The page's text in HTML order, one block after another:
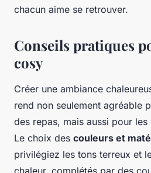
chacun aime se retrouver.
Conseils pratiques
cosy
Créer une ambiance
rend non seulement agréable
des repas, mais aussi pour
Le choix des couleurs et
privilégiez les tons terreux et